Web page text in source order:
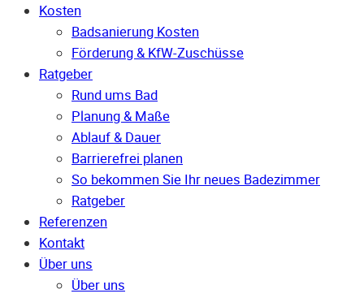
Kosten
Badsanierung Kosten
Förderung & KfW-Zuschüsse
Ratgeber
Rund ums Bad
Planung & Maße
Ablauf & Dauer
Barrierefrei planen
So bekommen Sie Ihr neues Badezimmer
Ratgeber
Referenzen
Kontakt
Über uns
Über uns